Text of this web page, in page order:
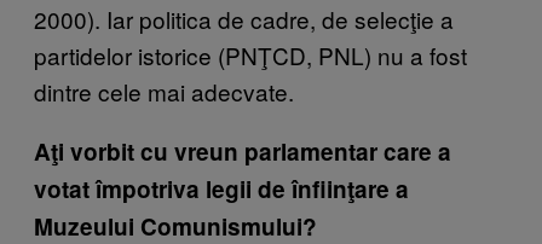
2000). Iar politica de cadre, de selecţie a
partidelor istorice (PNŢCD, PNL) nu a fost
dintre cele mai adecvate.
Aţi vorbit cu vreun parlamentar care a
votat împotriva legii de înfiinţare a
Muzeului Comunismului?